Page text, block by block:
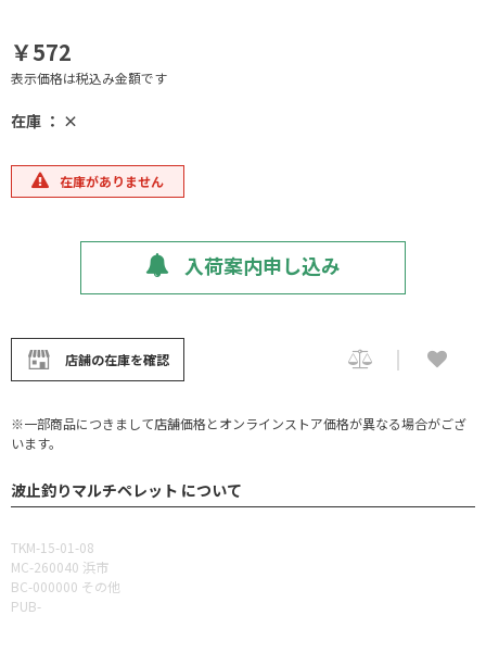
￥572
表示価格は税込み金額です
在庫 ： ×
在庫がありません
入荷案内申し込み
店舗の在庫を確認
※一部商品につきまして店舗価格とオンラインストア価格が異なる場合がござ
います。
波止釣りマルチペレット について
TKM-15-01-08
MC-260040 浜市
BC-000000 その他
PUB-